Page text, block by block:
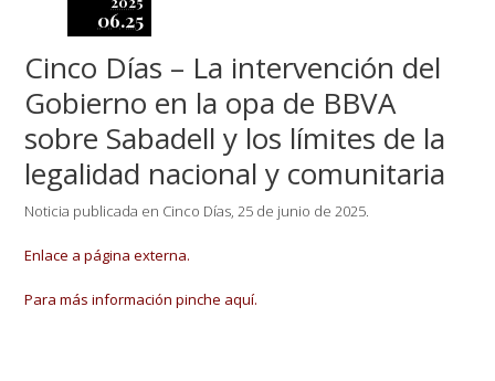
06.25
Cinco Días – La intervención del
Gobierno en la opa de BBVA
sobre Sabadell y los límites de la
legalidad nacional y comunitaria
Noticia publicada en Cinco Días, 25 de junio de 2025.
Enlace a página externa.
Para más información pinche aquí.